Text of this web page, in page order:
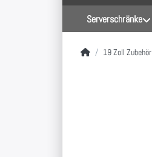
Serverschränke
Startseite
19 Zoll Zubehör